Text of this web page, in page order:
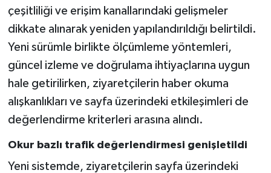
çeşitliliği ve erişim kanallarındaki gelişmeler
dikkate alınarak yeniden yapılandırıldığı belirtildi.
Yeni sürümle birlikte ölçümleme yöntemleri,
güncel izleme ve doğrulama ihtiyaçlarına uygun
hale getirilirken, ziyaretçilerin haber okuma
alışkanlıkları ve sayfa üzerindeki etkileşimleri de
değerlendirme kriterleri arasına alındı.
Okur bazlı trafik değerlendirmesi genişletildi
Yeni sistemde, ziyaretçilerin sayfa üzerindeki